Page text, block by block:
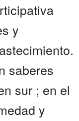
y
saberes
sur ; en el
y